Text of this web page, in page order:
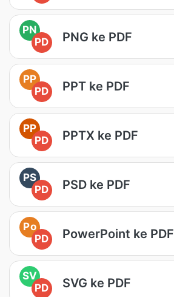
PN
PD
PNG ke PDF
PP
PD
PPT ke PDF
PP
PD
PPTX ke PDF
PS
PD
PSD ke PDF
Po
PD
PowerPoint ke PDF
SV
PD
SVG ke PDF